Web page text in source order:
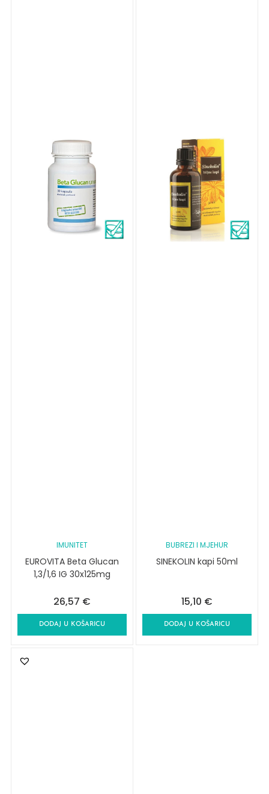
IMUNITET
EUROVITA Beta Glucan
1,3/1,6 IG 30x125mg
26,57 €
DODAJ U KOŠARICU
BUBREZI I MJEHUR
SINEKOLIN kapi 50ml
15,10 €
DODAJ U KOŠARICU